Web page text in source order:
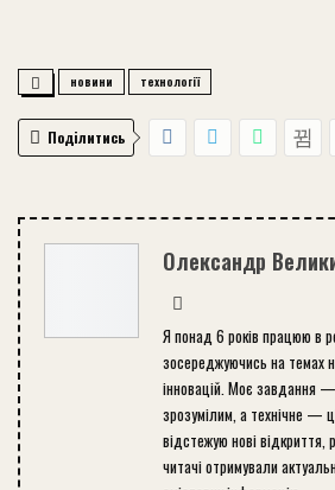
новини технології
Поділитись
Олександр
Я понад 6 років працюю в
зосереджуючись на темах
інновацій. Моє завдання
зрозумілим, а технічне —
відстежую нові
читачі отримували